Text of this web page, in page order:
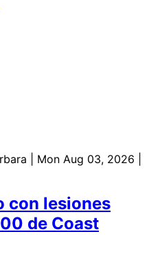
| Mon Aug 03, 2026 |
con lesiones
de Coast